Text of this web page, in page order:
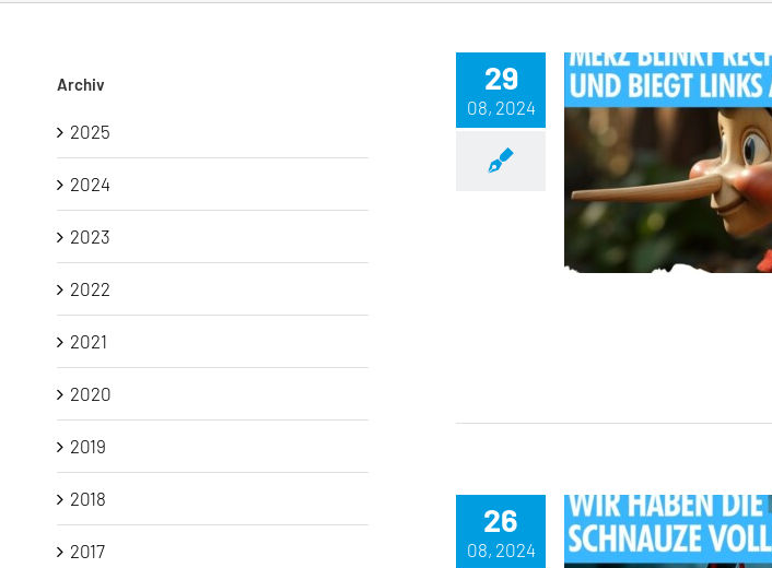
29
08, 2024
26
08, 2024
Archiv
2025
2024
2023
2022
2021
2020
2019
2018
2017